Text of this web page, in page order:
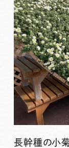
長幹種の小